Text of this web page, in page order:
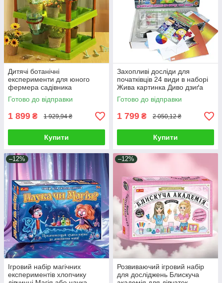
Дитячі ботанічні
експерименти для юного
фермера садівника
розвиваючий пізнавальний
набір теплиця насіння
Готово до відправки
1 899 ₴ 1 929,94 ₴
Купити
Захопливі досліди для
початківців 24 види в наборі
Жива картинка Диво дзиґа
Кулька в банці Листок, що
плаче
Готово до відправки
1 799 ₴ 2 050,12 ₴
Купити
–12%
Ігровий набір магічних
експериментів хлопчику
–12%
Розвиваючий ігровий набір
для досліджень Блискуча